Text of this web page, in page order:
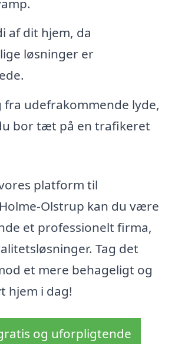
af dit hjem, da
løsninger er
fra udefrakommende lyde,
bor tæt på en trafikeret
platform til
Olstrup kan du være
et professionelt firma,
Tag det
et mere behageligt og
hjem i dag!
og uforpligtende